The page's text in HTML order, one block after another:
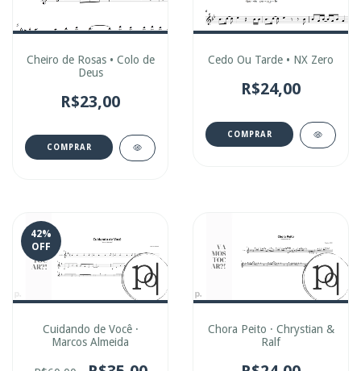
Cheiro de Rosas • Colo de
Deus
R$23,00
COMPRAR
Cedo Ou Tarde • NX Zero
R$24,00
COMPRAR
42%
OFF
Cuidando de Você ·
Marcos Almeida
Chora Peito · Chrystian &
Ralf